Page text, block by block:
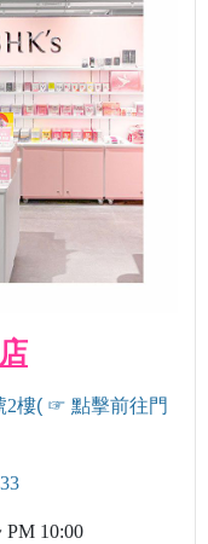
2樓( ☞ 點擊前往門
10:00